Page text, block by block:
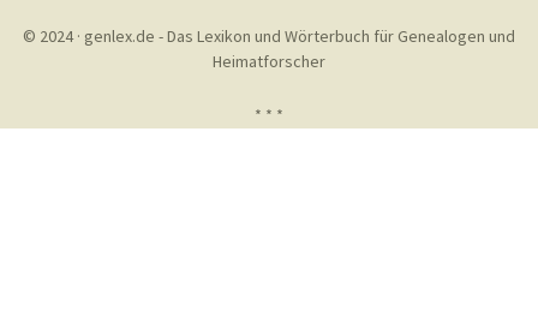
© 2024 · genlex.de - Das Lexikon und Wörterbuch für Genealogen und
Heimatforscher
* * *